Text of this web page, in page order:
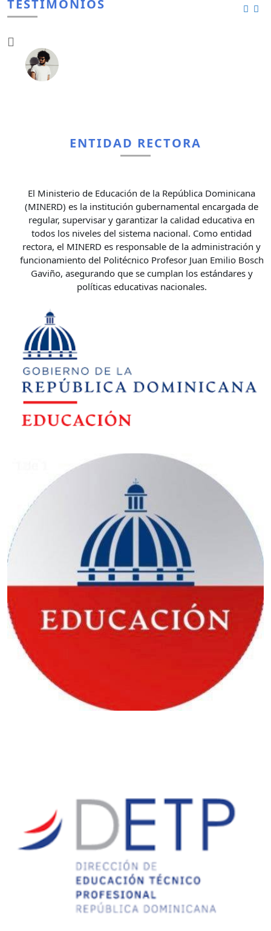
TESTIMONIOS
ENTIDAD RECTORA
El Ministerio de Educación de la República Dominicana
(MINERD) es la institución gubernamental encargada de
regular, supervisar y garantizar la calidad educativa en
todos los niveles del sistema nacional. Como entidad
rectora, el MINERD es responsable de la administración y
funcionamiento del Politécnico Profesor Juan Emilio Bosch
Gaviño, asegurando que se cumplan los estándares y
políticas educativas nacionales.